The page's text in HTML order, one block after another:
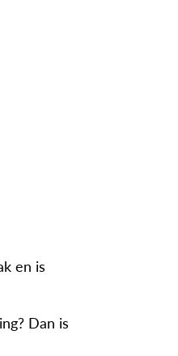
en is
Dan is